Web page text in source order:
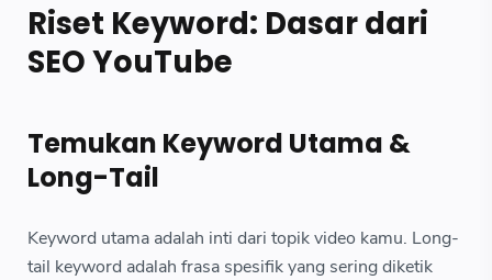
Riset Keyword: Dasar dari
SEO YouTube
Temukan Keyword Utama &
Long-Tail
Keyword utama adalah inti dari topik video kamu. Long-
tail keyword adalah frasa spesifik yang sering diketik